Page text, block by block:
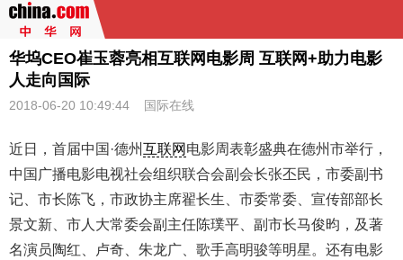
华坞CEO崔玉蓉亮相互联网电影周 互联网+助力电影
人走向国际
2018-06-20 10:49:44 国际在线
近日，首届中国·德州互联网 电影周表彰盛典在德州市举行，
中国广播电影电视社会组织联合会副会长张丕民，市委副书
记、市长陈飞，市政协主席翟长生、市委常委、宣传部部长
景文新、市人大常委会副主任陈璞平、副市长马俊昀，及著
名演员陶红、卢奇、朱龙广、歌手高明骏等明星。还有电影